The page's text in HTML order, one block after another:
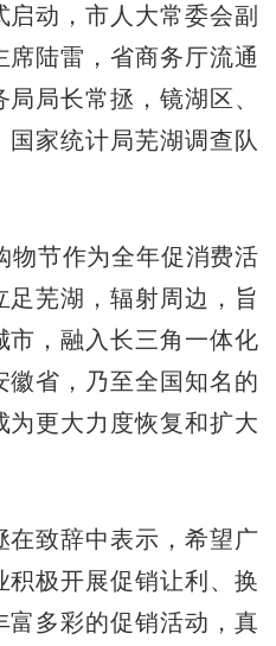
动，市人大常委会副
陆雷，省商务厅流通
局长常拯，镜湖区、
家统计局芜湖调查队
节作为全年促消费活
芜湖，辐射周边，旨
市，融入长三角一体化
徽省，乃至全国知名的
更大力度恢复和扩大
致辞中表示，希望广
积极开展促销让利、换
富多彩的促销活动，真